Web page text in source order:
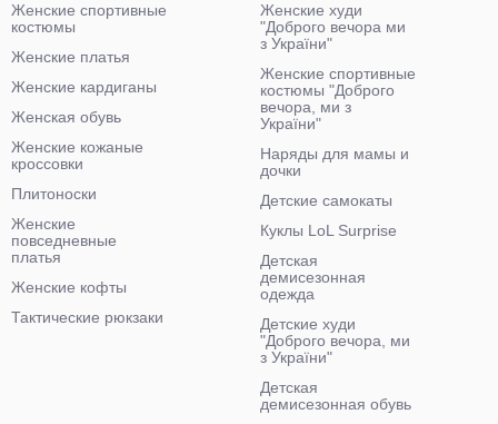
Женские спортивные
костюмы
Женские платья
Женские кардиганы
Женская обувь
Женские кожаные
кроссовки
Плитоноски
Женские
повседневные
платья
Женские кофты
Тактические рюкзаки
Женские худи
"Доброго вечора ми
з України"
Женские спортивные
костюмы "Доброго
вечора, ми з
України"
Наряды для мамы и
дочки
Детские самокаты
Куклы LoL Surprise
Детская
демисезонная
одежда
Детские худи
"Доброго вечора, ми
з України"
Детская
демисезонная обувь